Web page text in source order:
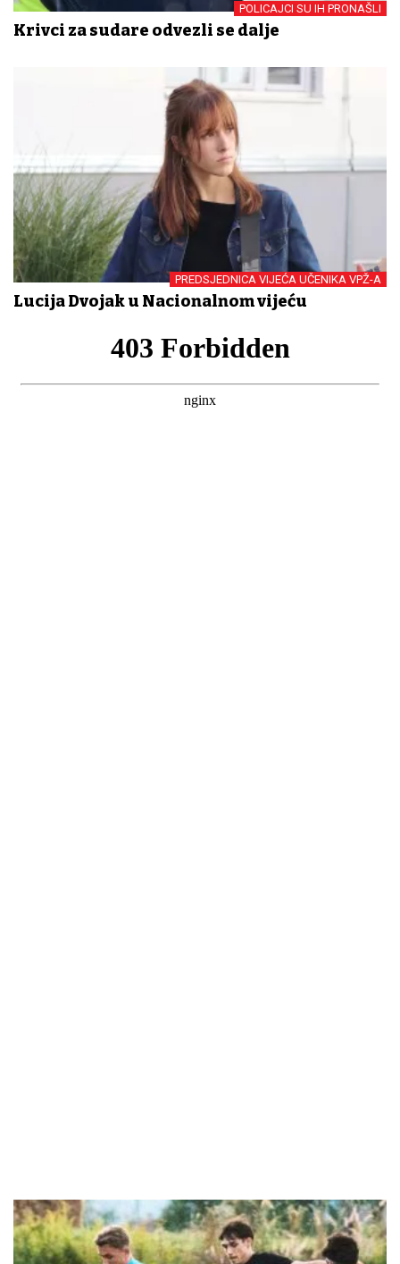
POLICAJCI SU IH PRONAŠLI
Krivci za sudare odvezli se dalje
PREDSJEDNICA VIJEĆA UČENIKA VPŽ-A
Lucija Dvojak u Nacionalnom vijeću